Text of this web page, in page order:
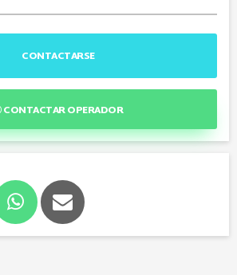
CONTACTARSE
CONTACTAR OPERADOR